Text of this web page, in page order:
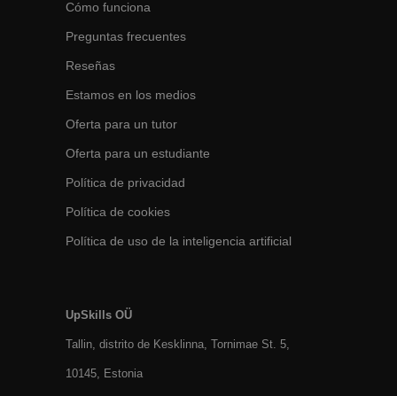
Cómo funciona
Preguntas frecuentes
Reseñas
Estamos en los medios
Oferta para un tutor
Oferta para un estudiante
Política de privacidad
Política de cookies
Política de uso de la inteligencia artificial
UpSkills OÜ
Tallin, distrito de Kesklinna, Tornimаe St. 5,
10145, Estonia